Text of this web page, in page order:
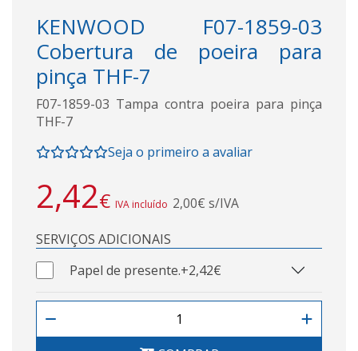
KENWOOD F07-1859-03
Cobertura de poeira para
pinça THF-7
F07-1859-03 Tampa contra poeira para pinça
THF-7
Seja o primeiro a avaliar
2,42€ IVA incluído 2,00€ s/IVA
SERVIÇOS ADICIONAIS
Papel de presente.+2,42€